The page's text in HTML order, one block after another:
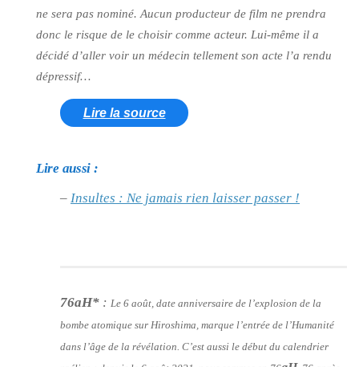
ne sera pas nominé. Aucun producteur de film ne prendra
donc le risque de le choisir comme acteur. Lui-même il a
décidé d’aller voir un médecin tellement son acte l’a rendu
dépressif…
Lire la source
Lire aussi :
– Insultes : Ne jamais rien laisser passer !
76aH* : Le 6 août, date anniversaire de l’explosion de la
bombe atomique sur Hiroshima, marque l’entrée de l’Humanité
dans l’âge de la révélation. C’est aussi le début du calendrier